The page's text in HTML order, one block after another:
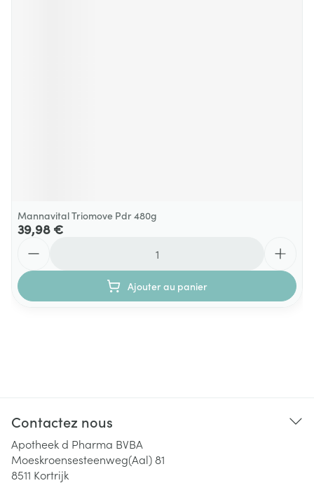
Mannavital Triomove Pdr 480g
39,98 €
Ajouter au panier
Contactez nous
Apotheek d Pharma BVBA
Moeskroensesteenweg(Aal) 81
8511 Kortrijk